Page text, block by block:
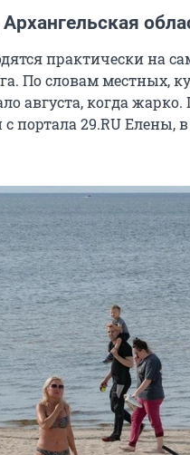
практически на
По словам местных,
августа, когда
портала 29.RU Елены,